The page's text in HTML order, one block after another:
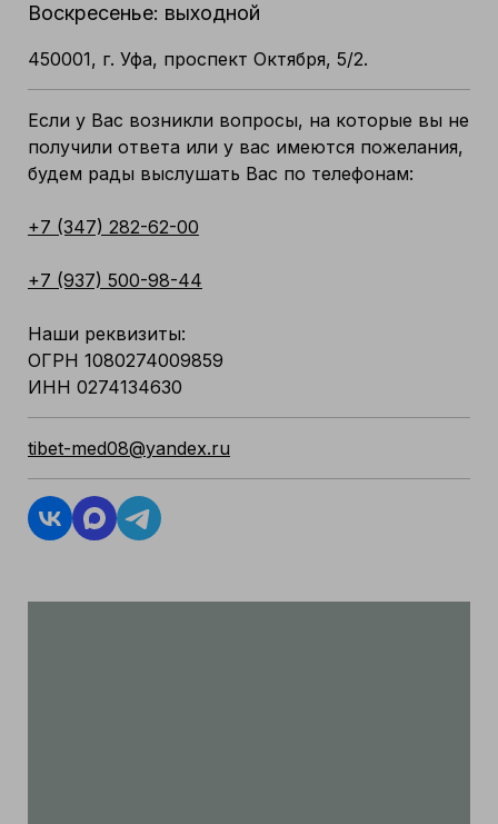
Воскресенье: выходной
450001, г. Уфа, проспект Октября, 5/2.
Если у Вас возникли вопросы, на которые вы не
получили ответа или у вас имеются пожелания,
будем рады выслушать Вас по телефонам:
+7 (347) 282-62-00
+7 (937) 500-98-44
Наши реквизиты:
ОГРН 1080274009859
ИНН 0274134630
tibet-med08@yandex.ru